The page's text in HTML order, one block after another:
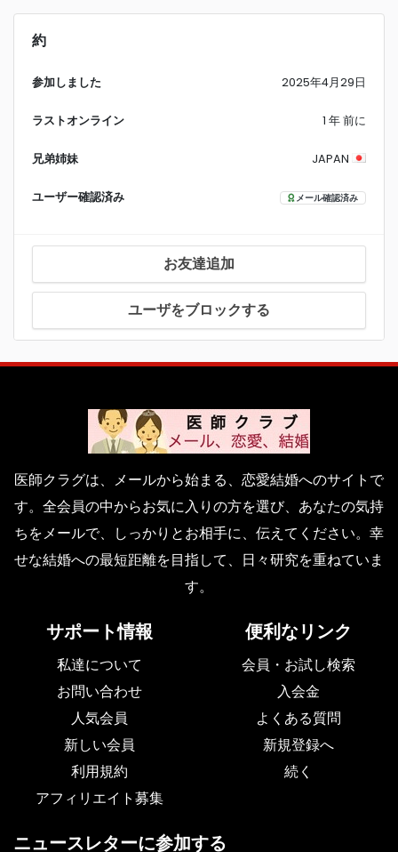
約
参加しました 2025年4月29日
ラストオンライン 1 年 前に
兄弟姉妹 JAPAN
ユーザー確認済み メール確認済み
お友達追加
ユーザをブロックする
医師クラグは、メールから始まる、恋愛結婚へのサイトで
す。全会員の中からお気に入りの方を選び、あなたの気持
ちをメールで、しっかりとお相手に、伝えてください。幸
せな結婚への最短距離を目指して、日々研究を重ねていま
す。
サポート情報
私達について
お問い合わせ
人気会員
新しい会員
利用規約
アフィリエイト募集
便利なリンク
会員・お試し検索
入会金
よくある質問
新規登録へ
続く
ニュースレターに参加する